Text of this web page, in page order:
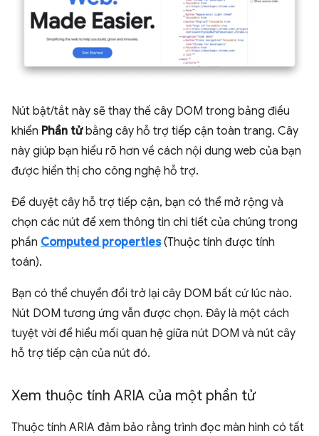
Nút bật/tắt này sẽ thay thế cây DOM trong bảng điều
khiển Phần tửbằng cây hỗ trợ tiếp cận toàn trang. Cây
này giúp bạn hiểu rõ hơn về cách nội dung web của bạn
được hiển thị cho công nghệ hỗ trợ.
Để duyệt cây hỗ trợ tiếp cận, bạn có thể mở rộng và
chọn các nút để xem thông tin chi tiết của chúng trong
phần Computed properties(Thuộc tính được tính
toán).
Bạn có thể chuyển đổi trở lại cây DOM bất cứ lúc nào.
Nút DOM tương ứng vẫn được chọn. Đây là một cách
tuyệt vời để hiểu mối quan hệ giữa nút DOM và nút cây
hỗ trợ tiếp cận của nút đó.
Xem thuộc tính ARIA của một phần tử
Thuộc tính ARIA đảm bảo rằng trình đọc màn hình có tất